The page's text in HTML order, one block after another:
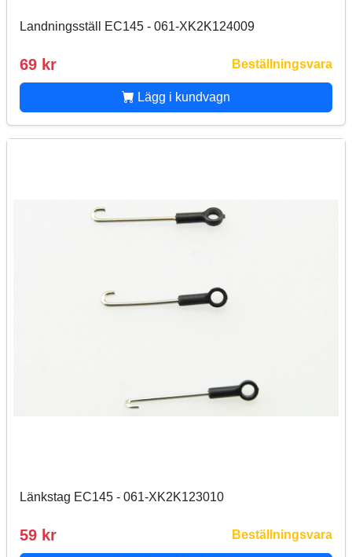
Landningsställ EC145 - 061-XK2K124009
69 kr Beställningsvara
Lägg i kundvagn
Länkstag EC145 - 061-XK2K123010
59 kr Beställningsvara